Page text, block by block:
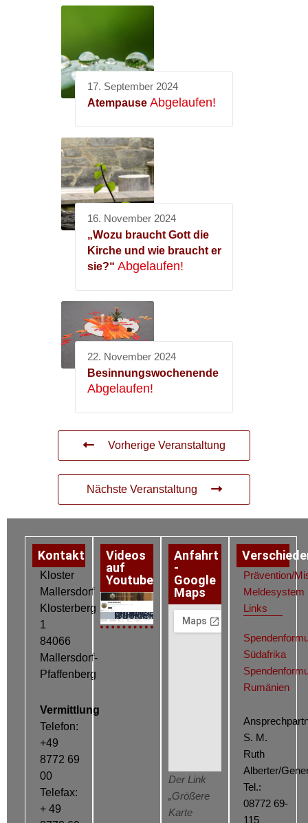
17. September 2024
Atempause Abgelaufen!
16. November 2024
„Wozu braucht Gott die
Kirche und wie braucht er
sie?“ Abgelaufen!
22. November 2024
Besinnungswochenende
Abgelaufen!
Vorherige Veranstaltung
Nächste Veranstaltung
Kontakt
Kloster
Mallersdorf
Klosterberg
1
84066
Mallersdorf-
Pfaffenberg
Vermittlung
Telefon:
+49
8772 69
00
Telefax:
+ 49
Videos
auf
Youtube
Datenschutz
Impressum
Cookie-Richtlinie (EU)
Anfahrt
-
Google
Maps
Der Link
„Größere
Karte
Prävention/
Meldesystem
Links
Südafrika
Rumänien
S. M.
Ruth
Alberter/
Tel.:
08772 69-
115